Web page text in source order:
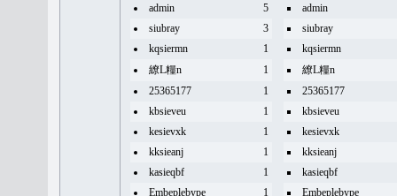
admin 5
admin
siubray
3
siubray
kqsiermn
1
kqsiermn
繚L糧n
1
繚L糧n
25365177
1
25365177
kbsieveu
1
kbsieveu
kesievxk
1
kesievxk
kksieanj
1
kksieanj
kasieqbf
1
kasieqbf
Embeplebype
1
Embeplebype